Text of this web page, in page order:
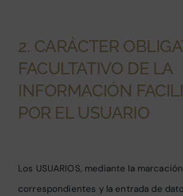
2. CARÁCTER
FACULTATIVO DE LA
INFORMACIÓN
POR EL USUARIO
Los USUARIOS, mediante la
correspondientes y la entrada de